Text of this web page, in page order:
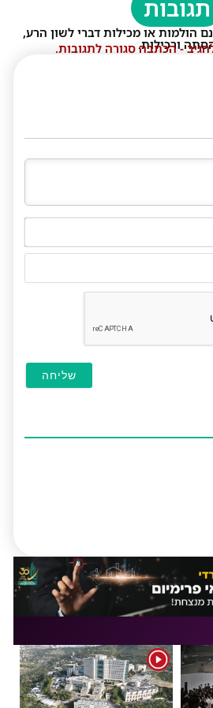
תגובות
הולמות או מכילות דברי לשון הרע,
ורכילות.
- הכתבה סגורה לתגובות.
שם*
1